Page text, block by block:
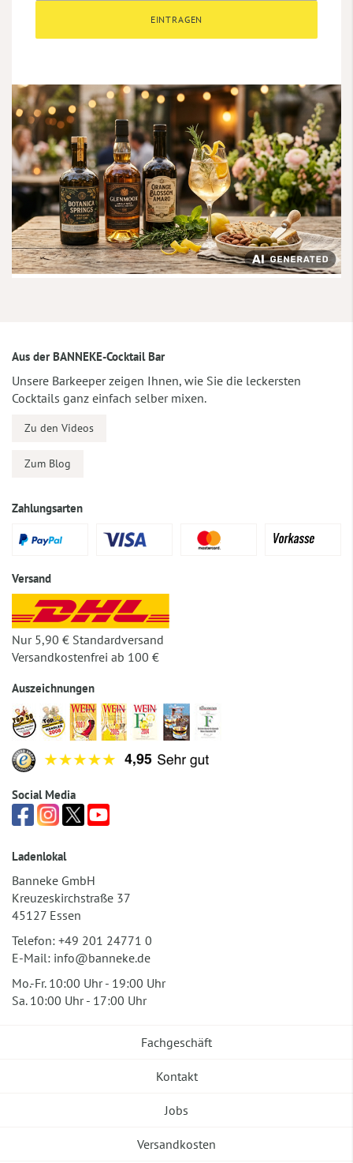
EINTRAGEN
Aus der BANNEKE-Cocktail Bar
Unsere Barkeeper zeigen Ihnen, wie Sie die leckersten
Cocktails ganz einfach selber mixen.
Zu den Videos
Zum Blog
Zahlungsarten
Versand
Nur 5,90 € Standardversand
Versandkostenfrei ab 100 €
Auszeichnungen
Social Media
Ladenlokal
Banneke GmbH
Kreuzeskirchstraße 37
45127 Essen
Telefon: +49 201 24771 0
E-Mail: info@banneke.de
Mo.-Fr. 10:00 Uhr - 19:00 Uhr
Sa. 10:00 Uhr - 17:00 Uhr
Fachgeschäft
Kontakt
Jobs
Versandkosten